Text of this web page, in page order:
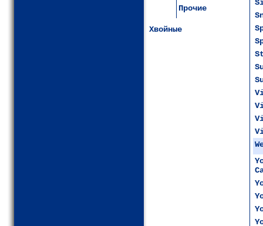
Прочие
Хвойные